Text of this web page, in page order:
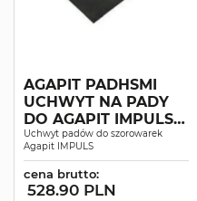
AGAPIT PADHSMI
UCHWYT NA PADY
DO AGAPIT IMPULS
39-23
Uchwyt padów do szorowarek
Agapit IMPULS
cena brutto:
528.90 PLN